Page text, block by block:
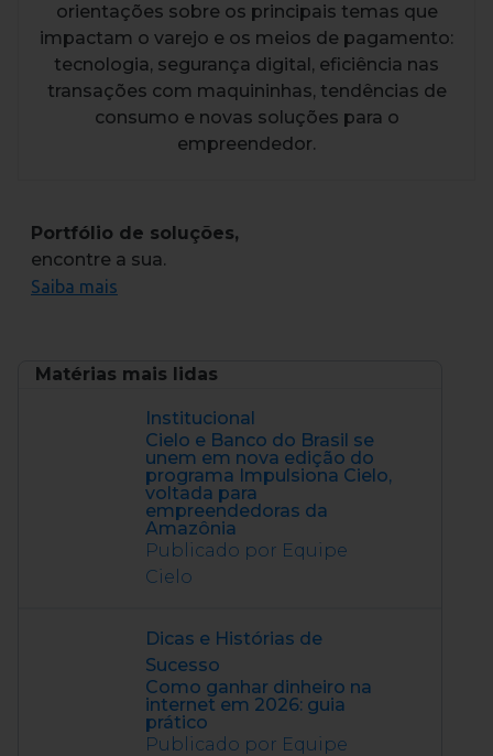
orientações sobre os principais temas que
impactam o varejo e os meios de pagamento:
tecnologia, segurança digital, eficiência nas
transações com maquininhas, tendências de
consumo e novas soluções para o
empreendedor.
Portfólio de soluções,
encontre a sua.
Saiba mais
Matérias mais lidas
Institucional
Cielo e Banco do Brasil se
unem em nova edição do
programa Impulsiona Cielo,
voltada para
empreendedoras da
Amazônia
Publicado por Equipe
Cielo
Dicas e Histórias de
Sucesso
Como ganhar dinheiro na
internet em 2026: guia
prático
Publicado por Equipe